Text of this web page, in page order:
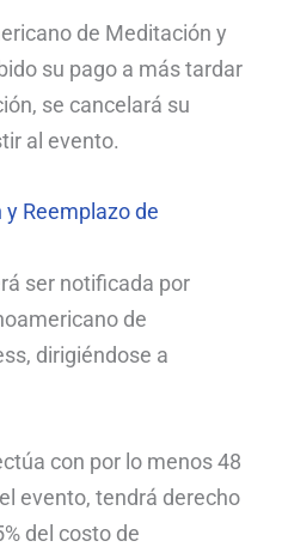
de Meditación y
su pago a más tardar
se cancelará su
al evento.
Reemplazo de
ser notificada por
de
dirigiéndose a
con por lo menos 48
evento, tendrá derecho
del costo de